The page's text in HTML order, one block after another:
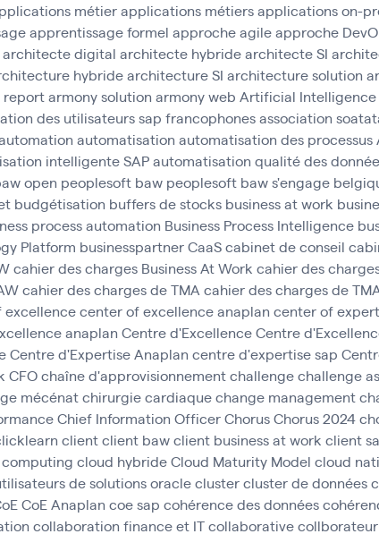
métierapplications métiersapplications on-
apprentissage formel approche agileapproche
architecte digital architecte hybridearchitecte SI
hybridearchitecture SI architecture solution
reportarmony solution armony web Artificial Intelligence
des utilisateurs sap francophonesassociation
automatisation automatisation des processus
intelligente SAPautomatisation qualité des
open peoplesoft baw peoplesoft baw s'engage
budgétisation buffers de stocks business at work
process automation Business Process Intelligence
Platform businesspartnerCaaScabinet de conseil
cahier des charges Business At Work cahier des
cahier des charges de TMA cahier des charges de
excellencecenter of excellence anaplan center of
anaplan Centre d'ExcellenceCentre
Centre d'Expertise Anaplan centre d'expertise sap
CFOchaîne d'approvisionnementchallengechallenge
mécénat chirurgie cardiaquechange management
Chief Information OfficerChorusChorus 2024
clientclient bawclient business at work client
cloud hybrideCloud Maturity Model cloud
de solutions oracleclustercluster de données
CoE Anaplan coe sap cohérence des données
collaboration finance et ITcollaborativecollborateur